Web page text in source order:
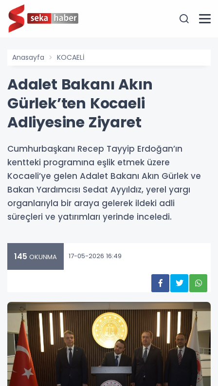
Anasayfa KOCAELİ
Adalet Bakanı Akın
Gürlek’ten Kocaeli
Adliyesine Ziyaret
Cumhurbaşkanı Recep Tayyip Erdoğan’ın
kentteki programına eşlik etmek üzere
Kocaeli’ye gelen Adalet Bakanı Akın Gürlek ve
Bakan Yardımcısı Sedat Ayyıldız, yerel yargı
organlarıyla bir araya gelerek ildeki adli
süreçleri ve yatırımları yerinde inceledi.
145 OKUNMA 17-05-2026 16:49